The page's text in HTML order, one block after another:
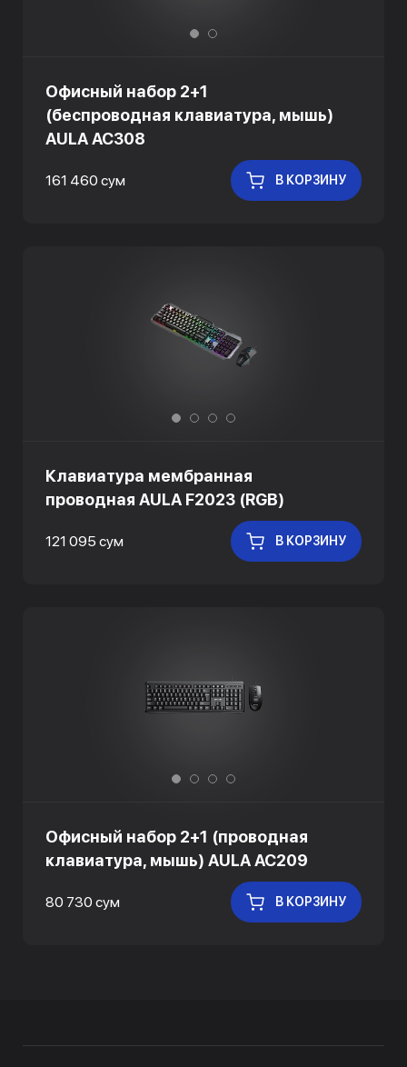
Офисный набор 2+1
(беспроводная клавиатура, мышь)
AULA AC308
161 460 сум В КОРЗИНУ
Клавиатура мембранная
проводная AULA F2023 (RGB)
121 095 сум В КОРЗИНУ
Офисный набор 2+1 (проводная
клавиатура, мышь) AULA AC209
80 730 сум В КОРЗИНУ